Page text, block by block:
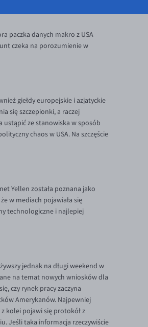
paczka danych makro z USA
czeka na porozumienie w
giełdy europejskie i azjatyckie
się szczepionki, a raczej
ustąpić ze stanowiska w sposób
chaos w USA. Na szczęście
Yellen została poznana jako
w mediach pojawiała się
technologiczne i najlepiej
jednak na długi weekend w
na temat nowych wniosków dla
czy rynek pracy zaczyna
Amerykanów. Najpewniej
kolei pojawi się protokół z
Jeśli taka informacja rzeczywiście